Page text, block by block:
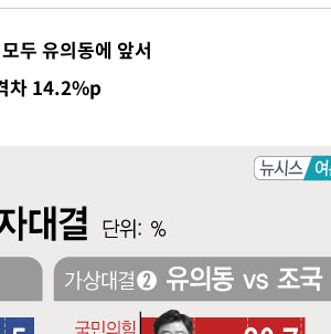
…이병
개시
개
로
바
지역
지 못
제 대
두 유의동에 앞서
차 14.2%p